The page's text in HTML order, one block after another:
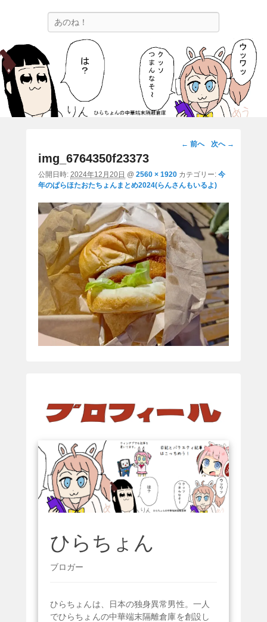
ひらちょんの中華端末隔離倉庫
ほたがページ上部にある検索バーを消してくれたサイトです。
画
ビ
ー
シ
ョ
ン
← 前へ 次へ →
img_6764350f23373
公開日時: 2024年12月20日 @ 2560 × 1920 カテゴリー: 今
年のぱらほたおたちょんまとめ2024(らんさんもいるよ)
ひらちょん
ブロガー
ひらちょんは、日本の独身異常男性。一人
でひらちょんの中華端末隔離倉庫を創設し